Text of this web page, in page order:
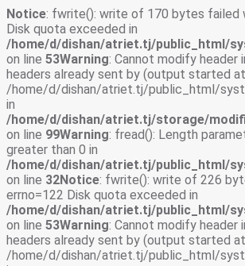
Notice: fwrite(): write of 170 bytes failed
Disk quota exceeded in
/home/d/dishan/atriet.tj/public_html/
on line 53Warning: Cannot modify header
headers already sent by (output started at
/home/d/dishan/atriet.tj/public_html/
in
/home/d/dishan/atriet.tj/storage/
on line 99Warning: fread(): Length
greater than 0 in
/home/d/dishan/atriet.tj/public_html/
on line 32Notice: fwrite(): write of 226
errno=122 Disk quota exceeded in
/home/d/dishan/atriet.tj/public_html/
on line 53Warning: Cannot modify header
headers already sent by (output started at
/home/d/dishan/atriet.tj/public_html/